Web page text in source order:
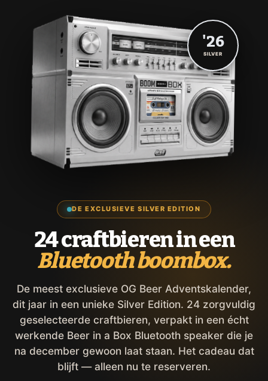
DE EXCLUSIEVE SILVER EDITION
24 craftbieren in een
Bluetooth boombox.
De meest exclusieve OG Beer Adventskalender,
dit jaar in een unieke Silver Edition. 24 zorgvuldig
geselecteerde craftbieren, verpakt in een écht
werkende Beer in a Box Bluetooth speaker die je
na december gewoon laat staan. Het cadeau dat
blijft — alleen nu te reserveren.
'26
SILVER